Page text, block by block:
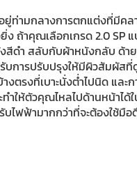
ท่ามกลางการตกแต่งที่มีคล
ง ถ้าคุณเลือกเกรด 2.0 SP
สีดำ สลับกับผ้าหนังกลับ ด้า
การปรับปรุงให้มีผิวสัมผัส
ตรงที่เบาะนั่งต่ำไปนิด และ
ำให้ตัวคุณไหลไปด้านหน้าไ
บไฟฟ้ามากกว่าที่จะต้องใช้มือ